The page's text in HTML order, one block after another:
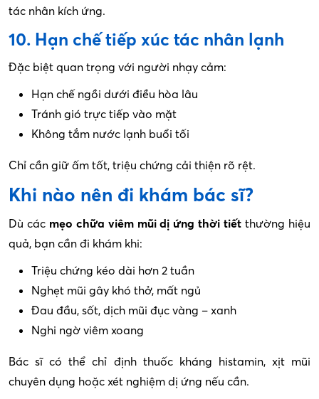
tác nhân kích ứng.
10. Hạn chế tiếp xúc tác nhân lạnh
Đặc biệt quan trọng với người nhạy cảm:
Hạn chế ngồi dưới điều hòa lâu
Tránh gió trực tiếp vào mặt
Không tắm nước lạnh buổi tối
Chỉ cần giữ ấm tốt, triệu chứng cải thiện rõ rệt.
Khi nào nên đi khám bác sĩ?
Dù các mẹo chữa viêm mũi dị ứng thời tiết thường hiệu
quả, bạn cần đi khám khi:
Triệu chứng kéo dài hơn 2 tuần
Nghẹt mũi gây khó thở, mất ngủ
Đau đầu, sốt, dịch mũi đục vàng – xanh
Nghi ngờ viêm xoang
Bác sĩ có thể chỉ định thuốc kháng histamin, xịt mũi
chuyên dụng hoặc xét nghiệm dị ứng nếu cần.